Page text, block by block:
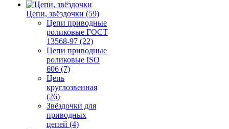
Цепи, звёздочки (59)
Цепи приводные
роликовые ГОСТ
13568-97 (22)
Цепи приводные
роликовые ISO
606 (7)
Цепь
круглозвенная
(26)
Звёздочки для
приводных
цепей (4)